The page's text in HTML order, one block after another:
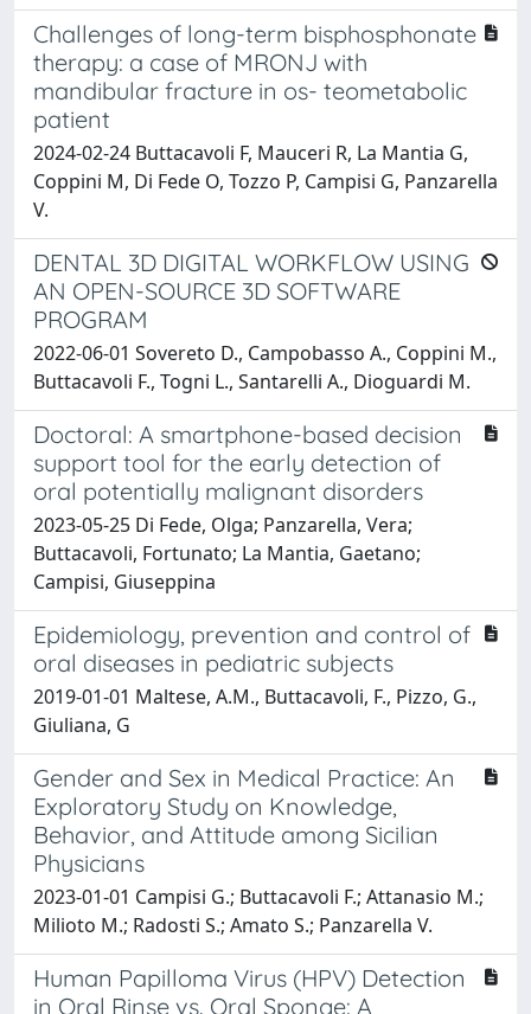
Challenges of long-term bisphosphonate
therapy: a case of MRONJ with
mandibular fracture in os- teometabolic
patient
2024-02-24 Buttacavoli F, Mauceri R, La Mantia G,
Coppini M, Di Fede O, Tozzo P, Campisi G, Panzarella
V.
DENTAL 3D DIGITAL WORKFLOW USING
AN OPEN-SOURCE 3D SOFTWARE
PROGRAM
2022-06-01 Sovereto D., Campobasso A., Coppini M.,
Buttacavoli F., Togni L., Santarelli A., Dioguardi M.
Doctoral: A smartphone-based decision
support tool for the early detection of
oral potentially malignant disorders
2023-05-25 Di Fede, Olga; Panzarella, Vera;
Buttacavoli, Fortunato; La Mantia, Gaetano;
Campisi, Giuseppina
Epidemiology, prevention and control of
oral diseases in pediatric subjects
2019-01-01 Maltese, A.M., Buttacavoli, F., Pizzo, G.,
Giuliana, G
Gender and Sex in Medical Practice: An
Exploratory Study on Knowledge,
Behavior, and Attitude among Sicilian
Physicians
2023-01-01 Campisi G.; Buttacavoli F.; Attanasio M.;
Milioto M.; Radosti S.; Amato S.; Panzarella V.
Human Papilloma Virus (HPV) Detection
in Oral Rinse vs. Oral Sponge: A